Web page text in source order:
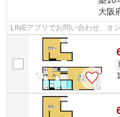
大阪
LINEアプリでお問い合わせ、オ